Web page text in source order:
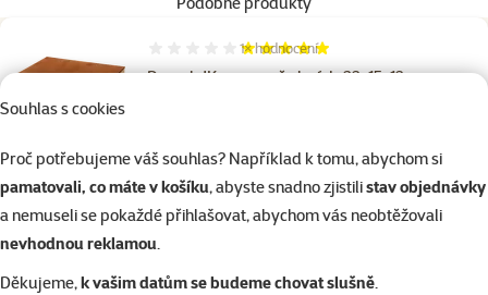
Souhlas s cookies
Proč potřebujeme váš souhlas? Například k tomu, abychom si
pamatovali, co máte v košíku, abyste snadno zjistilistav objednávky
a nemuseli se pokaždé přihlašovat, abychom vás neobtěžovali
nevhodnou reklamou.
Děkujeme,k vašim datům se budeme chovat slušně.
Domek JK pro morče kvádr 23x15x13cm
Hodnocení 100%, počet hodnocení: 1
1×hodnocení
Skladem do košíku